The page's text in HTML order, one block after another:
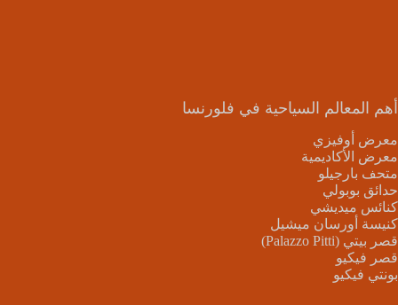
أهم المعالم السياحية في فلورنسا
معرض أوفيزي
معرض الأكاديمية
متحف بارجيلو
حدائق بوبولي
كنائس ميديشي
كنيسة أورسان ميشيل
قصر بيتي (Palazzo Pitti)
قصر فيكيو
بونتي فيكيو